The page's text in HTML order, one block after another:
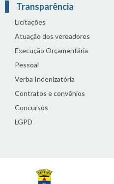
Transparência
Licitações
Atuação dos vereadores
Execução Orçamentária
Pessoal
Verba Indenizatória
Contratos e convênios
Concursos
LGPD